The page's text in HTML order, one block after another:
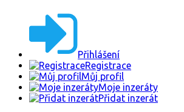
Přihlášení
Registrace
Můj profil
Moje inzeráty
Přidat inzerát